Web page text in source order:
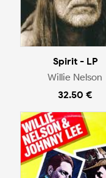
Spirit - LP
Willie Nelson
32.50 €